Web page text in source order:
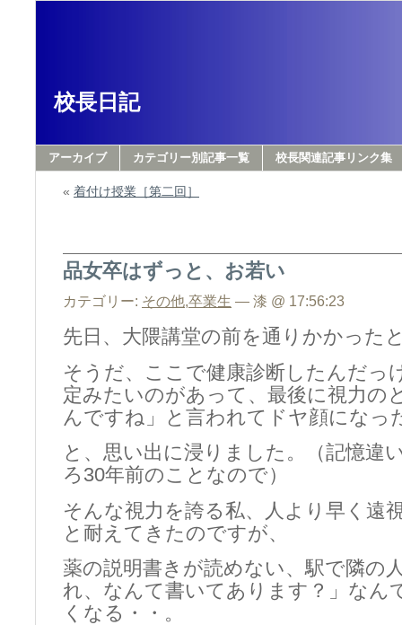
校長日記
アーカイブ カテゴリー別記事一覧 校長関連記事リンク集
« 着付け授業［第二回］
品女卒はずっと、お若い
カテゴリー: その他,卒業生 — 漆 @ 17:56:23
先日、大隈講堂の前を通りかかった
そうだ、ここで健康診断したんだっ
定みたいのがあって、最後に視力の
んですね」と言われてドヤ顔になっ
と、思い出に浸りました。（記憶違
ろ30年前のことなので）
そんな視力を誇る私、人より早く遠
と耐えてきたのですが、
薬の説明書きが読めない、駅で隣の
れ、なんて書いてあります？」なん
くなる・・。